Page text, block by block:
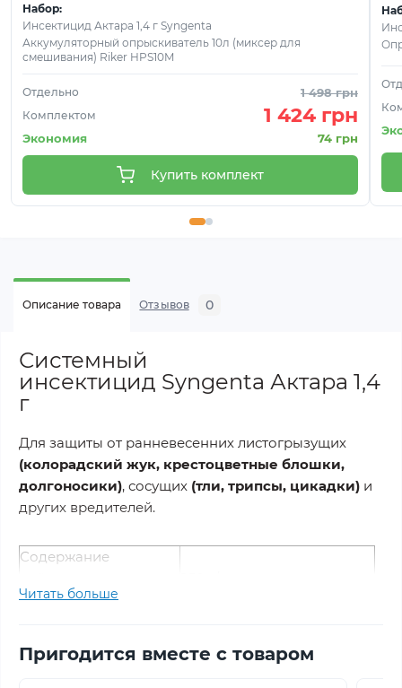
Набор:
Инсектицид Актара 1,4 г Syngenta
Аккумуляторный опрыскиватель 10л (миксер для
смешивания) Riker HPS10M
Отдельно 1 498 грн
Комплектом 1 424 грн
Экономия 74 грн
Купить комплект
Описание товара Отзывов 0
Системный
инсектицид Syngenta Актара 1,4
г
Для защиты от ранневесенних листогрызущих
(колорадский жук, крестоцветные блошки,
долгоносики), сосущих (тли, трипсы, цикадки) и
других вредителей.
Содержание
вещества
Препаративная
форма
Водорастворимые гранулы
Читать больше
Пригодится вместе с товаром